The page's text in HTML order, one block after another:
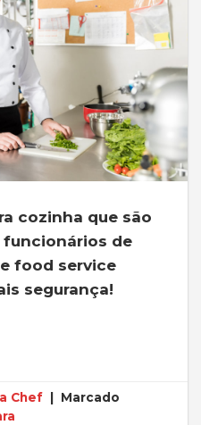
cozinha que são
funcionários de
food service
segurança!
Chef
Marcado